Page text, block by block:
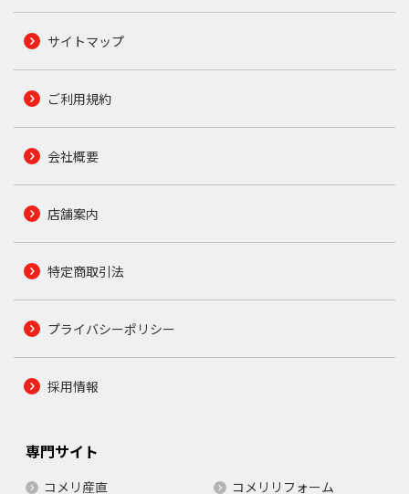
サイトマップ
ご利用規約
会社概要
店舗案内
特定商取引法
プライバシーポリシー
採用情報
専門サイト
コメリ産直 コメリリフォーム